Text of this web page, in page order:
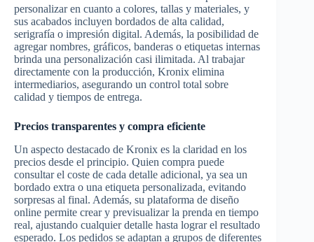
personalizar en cuanto a colores, tallas y materiales, y
sus acabados incluyen bordados de alta calidad,
serigrafía o impresión digital. Además, la posibilidad de
agregar nombres, gráficos, banderas o etiquetas internas
brinda una personalización casi ilimitada. Al trabajar
directamente con la producción, Kronix elimina
intermediarios, asegurando un control total sobre
calidad y tiempos de entrega.
Precios transparentes y compra eficiente
Un aspecto destacado de Kronix es la claridad en los
precios desde el principio. Quien compra puede
consultar el coste de cada detalle adicional, ya sea un
bordado extra o una etiqueta personalizada, evitando
sorpresas al final. Además, su plataforma de diseño
online permite crear y previsualizar la prenda en tiempo
real, ajustando cualquier detalle hasta lograr el resultado
esperado. Los pedidos se adaptan a grupos de diferentes